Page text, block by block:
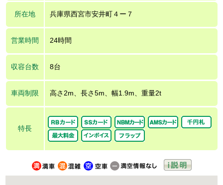
所在地 兵庫県西宮市安井町４ー７
営業時間 24時間
収容台数 8台
車両制限 高さ2m、長さ5m、幅1.9m、重量2t
特長